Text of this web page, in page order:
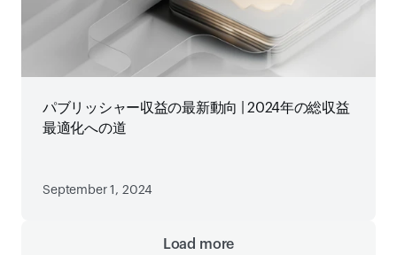
パブリッシャー収益の最新動向 | 2024年の総収益
最適化への道
September 1, 2024
Load more